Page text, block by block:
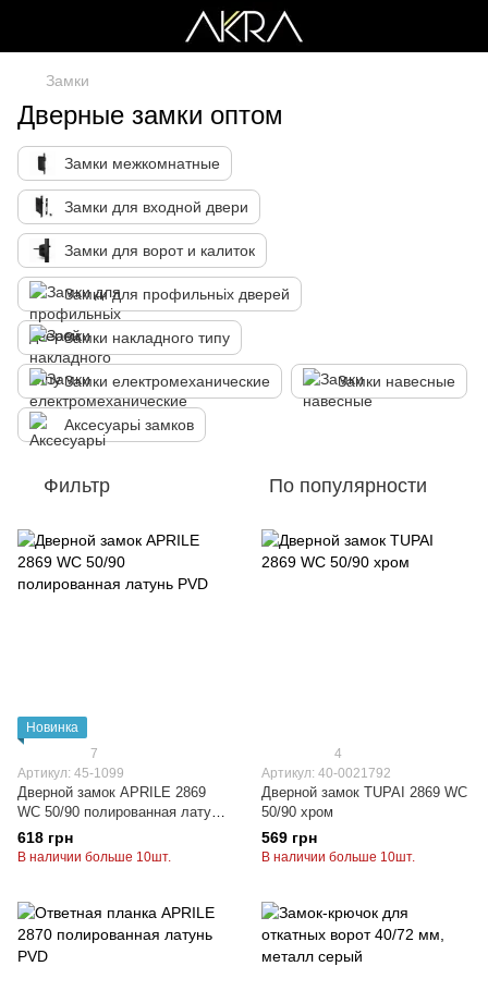
Замки
Дверные замки оптом
Замки межкомнатные
Замки для входной двери
Замки для ворот и калиток
Замки для профильньіх дверей
Замки накладного типу
Замки електромеханические Замки навесные
Аксесуарьі замков
Фильтр По популярности
Новинка
7
Артикул: 45-1099
Дверной замок APRILE 2869
WC 50/90 полированная латунь
PVD
618 грн
В наличии больше 10шт.
4
Артикул: 40-0021792
Дверной замок TUPAI 2869 WC
50/90 хром
569 грн
В наличии больше 10шт.